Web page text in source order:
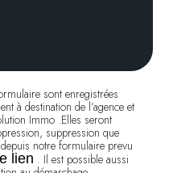
sont enregistrées
à destination de l’agence et
Immo .Elles seront
suppression que
notre formulaire prevu
lien . Il est possible aussi